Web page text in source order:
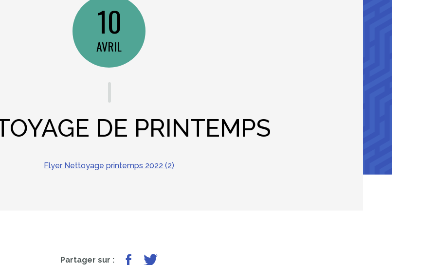
10
AVRIL
DE PRINTEMPS
Flyer Nettoyage printemps 2022 (2)
Partager sur : Partager sur Facebook
Partager sur Twitter